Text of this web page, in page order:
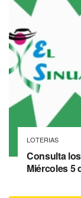
LOTERIAS
Consulta
Miércoles 5